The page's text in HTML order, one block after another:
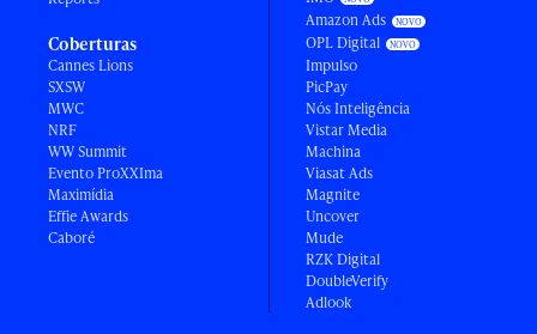
Coberturas
Cannes Lions
SXSW
MWC
NRF
WW Summit
Evento ProXXIma
Maximídia
Effie Awards
Caboré
Amazon Ads
OPL Digital
Impulso
PicPay
Nós Inteligência
Vistar Media
Machina
Viasat Ads
Magnite
Uncover
Mude
RZK Digital
DoubleVerify
Adlook